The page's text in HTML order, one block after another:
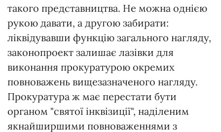
такого представництва. Не можна однією
рукою давати, а другою забирати:
ліквідувавши функцію загального нагляду,
законопроект залишає лазівки для
виконання прокуратурою окремих
повноважень вищезазначеного нагляду.
Прокуратура ж має перестати бути
органом "святої інквізиції", наділеним
якнайширшими повноваженнями з